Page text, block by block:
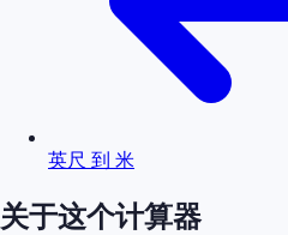
英尺 到 米
关于这个计算器